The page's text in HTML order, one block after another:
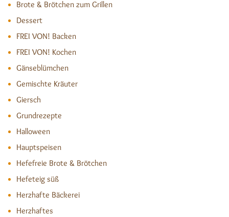
Brote & Brötchen zum Grillen
Dessert
FREI VON! Backen
FREI VON! Kochen
Gänseblümchen
Gemischte Kräuter
Giersch
Grundrezepte
Halloween
Hauptspeisen
Hefefreie Brote & Brötchen
Hefeteig süß
Herzhafte Bäckerei
Herzhaftes